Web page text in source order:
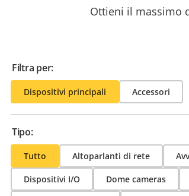
Ottieni il massimo
Filtra per:
Dispositivi principali Accessori
Tipo:
Tutto Altoparlanti di rete
Dispositivi I/O Dome cameras